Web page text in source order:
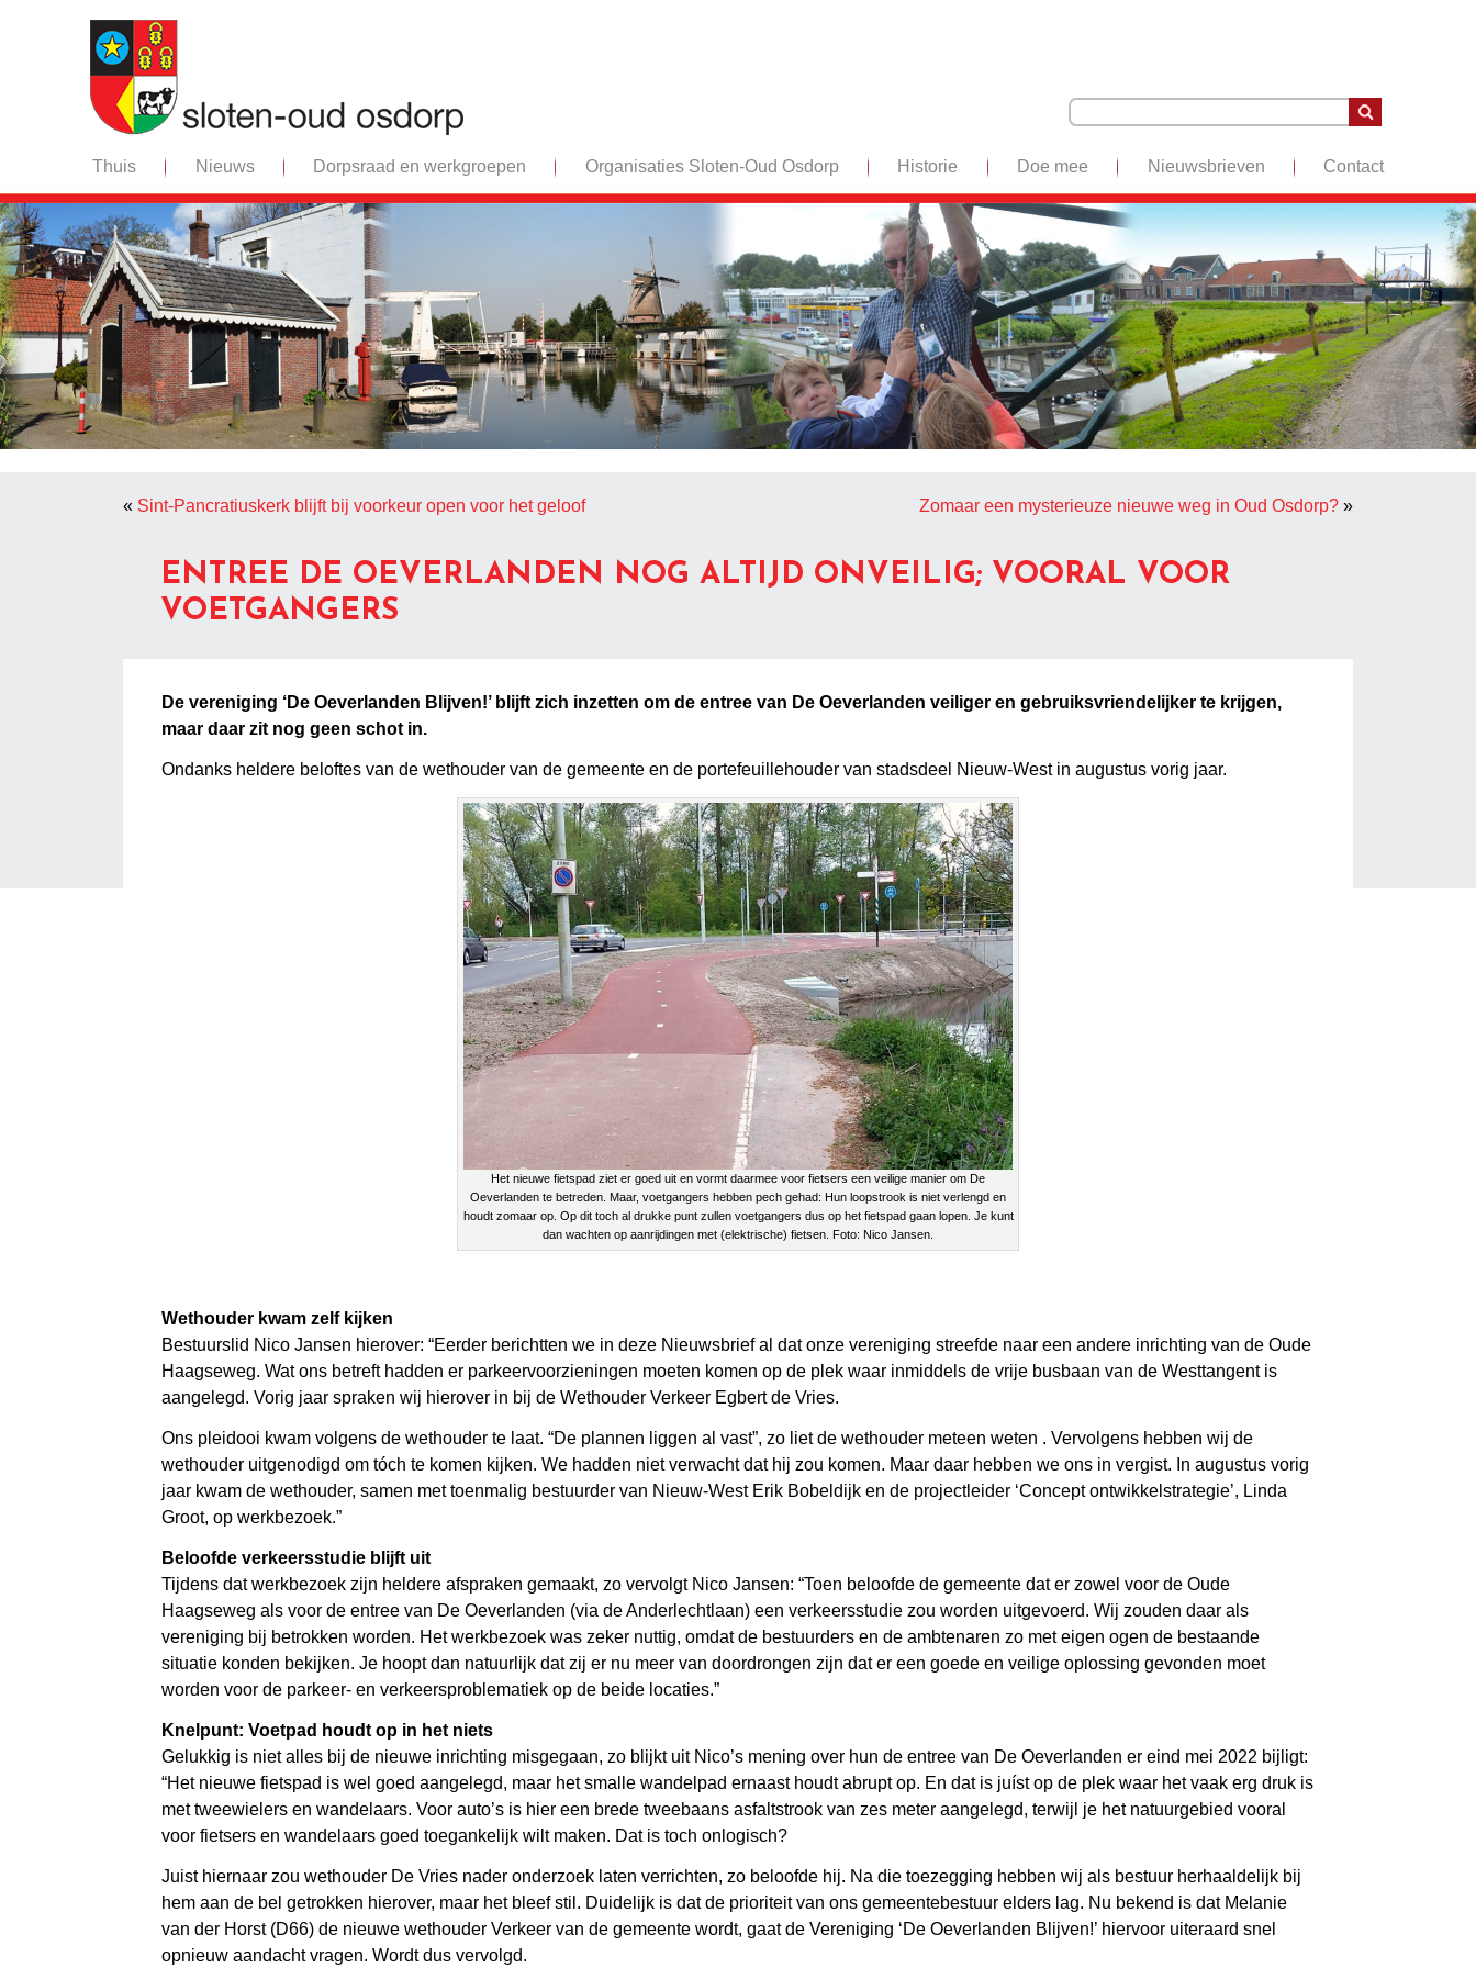
Thuis Nieuws Dorpsraad en werkgroepen Organisaties Sloten-Oud Osdorp Historie Doe mee Nieuwsbrieven Contact
« Sint-Pancratiuskerk blijft bij voorkeur open voor het geloof Zomaar een mysterieuze nieuwe weg in Oud Osdorp? »
ENTREE DE OEVERLANDEN NOG ALTIJD ONVEILIG; VOORAL VOOR
VOETGANGERS
De vereniging ‘De Oeverlanden Blijven!’ blijft zich inzetten om de entree van De Oeverlanden veiliger en gebruiksvriendelijker te krijgen,
maar daar zit nog geen schot in.
Ondanks heldere beloftes van de wethouder van de gemeente en de portefeuillehouder van stadsdeel Nieuw-West in augustus vorig jaar.
Het nieuwe fietspad ziet er goed uit en vormt daarmee voor fietsers een veilige manier om De
Oeverlanden te betreden. Maar, voetgangers hebben pech gehad: Hun loopstrook is niet verlengd en
houdt zomaar op. Op dit toch al drukke punt zullen voetgangers dus op het fietspad gaan lopen. Je kunt
dan wachten op aanrijdingen met (elektrische) fietsen. Foto: Nico Jansen.
Wethouder kwam zelf kijken
Bestuurslid Nico Jansen hierover: “Eerder berichtten we in deze Nieuwsbrief al dat onze vereniging streefde naar een andere inrichting van de Oude
Haagseweg. Wat ons betreft hadden er parkeervoorzieningen moeten komen op de plek waar inmiddels de vrije busbaan van de Westtangent is
aangelegd. Vorig jaar spraken wij hierover in bij de Wethouder Verkeer Egbert de Vries.
Ons pleidooi kwam volgens de wethouder te laat. “De plannen liggen al vast”, zo liet de wethouder meteen weten . Vervolgens hebben wij de
wethouder uitgenodigd om tóch te komen kijken. We hadden niet verwacht dat hij zou komen. Maar daar hebben we ons in vergist. In augustus vorig
jaar kwam de wethouder, samen met toenmalig bestuurder van Nieuw-West Erik Bobeldijk en de projectleider ‘Concept ontwikkelstrategie’, Linda
Groot, op werkbezoek.”
Beloofde verkeersstudie blijft uit
Tijdens dat werkbezoek zijn heldere afspraken gemaakt, zo vervolgt Nico Jansen: “Toen beloofde de gemeente dat er zowel voor de Oude
Haagseweg als voor de entree van De Oeverlanden (via de Anderlechtlaan) een verkeersstudie zou worden uitgevoerd. Wij zouden daar als
vereniging bij betrokken worden. Het werkbezoek was zeker nuttig, omdat de bestuurders en de ambtenaren zo met eigen ogen de bestaande
situatie konden bekijken. Je hoopt dan natuurlijk dat zij er nu meer van doordrongen zijn dat er een goede en veilige oplossing gevonden moet
worden voor de parkeer- en verkeersproblematiek op de beide locaties.”
Knelpunt: Voetpad houdt op in het niets
Gelukkig is niet alles bij de nieuwe inrichting misgegaan, zo blijkt uit Nico’s mening over hun de entree van De Oeverlanden er eind mei 2022 bijligt:
“Het nieuwe fietspad is wel goed aangelegd, maar het smalle wandelpad ernaast houdt abrupt op. En dat is juíst op de plek waar het vaak erg druk is
met tweewielers en wandelaars. Voor auto’s is hier een brede tweebaans asfaltstrook van zes meter aangelegd, terwijl je het natuurgebied vooral
voor fietsers en wandelaars goed toegankelijk wilt maken. Dat is toch onlogisch?
Juist hiernaar zou wethouder De Vries nader onderzoek laten verrichten, zo beloofde hij. Na die toezegging hebben wij als bestuur herhaaldelijk bij
hem aan de bel getrokken hierover, maar het bleef stil. Duidelijk is dat de prioriteit van ons gemeentebestuur elders lag. Nu bekend is dat Melanie
van der Horst (D66) de nieuwe wethouder Verkeer van de gemeente wordt, gaat de Vereniging ‘De Oeverlanden Blijven!’ hiervoor uiteraard snel
opnieuw aandacht vragen. Wordt dus vervolgd.